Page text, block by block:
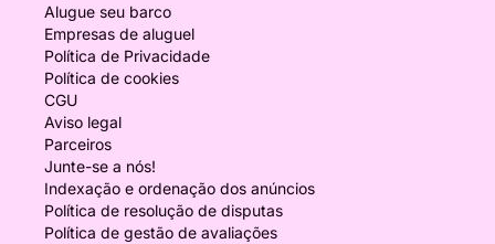
Alugue seu barco
Empresas de aluguel
Política de Privacidade
Política de cookies
CGU
Aviso legal
Parceiros
Junte-se a nós!
Indexação e ordenação dos anúncios
Política de resolução de disputas
Política de gestão de avaliações